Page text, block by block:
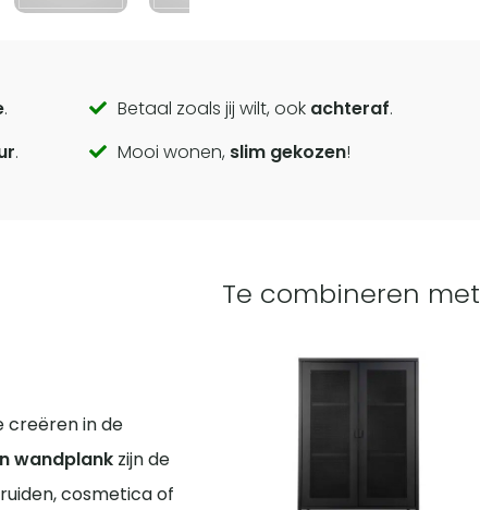
. Betaal zoals jij wilt, ook achteraf.
. Mooi wonen, slim gekozen!
creëren in de
wandplank zijn de
cosmetica of
Te combineren met